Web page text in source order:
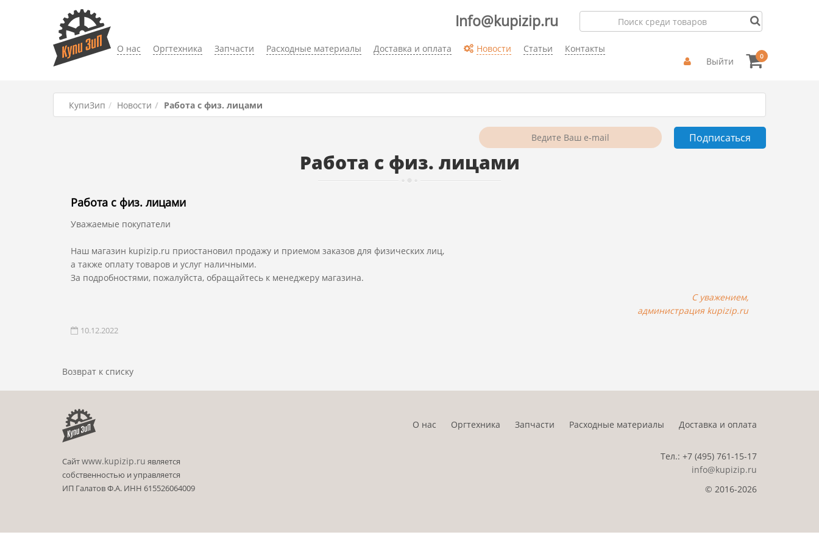
О нас Оргтехника Запчасти Расходные материалы Доставка и оплата Новости Статьи Контакты
Info@kupizip.ru
Выйти 0
КупиЗип Новости Работа с физ. лицами
Работа с физ. лицами
Работа с физ. лицами
Уважаемые покупатели
Наш магазин kupizip.ru приостановил продажу и приемом заказов для физических лиц,
а также оплату товаров и услуг наличными.
За подробностями, пожалуйста, обращайтесь к менеджеру магазина.
С уважением,
администрация kupizip.ru
10.12.2022
Возврат к списку
Сайтwww.kupizip.ru является
собственностью и управляется
ИП Галатов Ф.А. ИНН 615526064009
О нас Оргтехника Запчасти Расходные материалы Доставка и оплата
Тел.: +7 (495) 761-15-17
info@kupizip.ru
© 2016-2026